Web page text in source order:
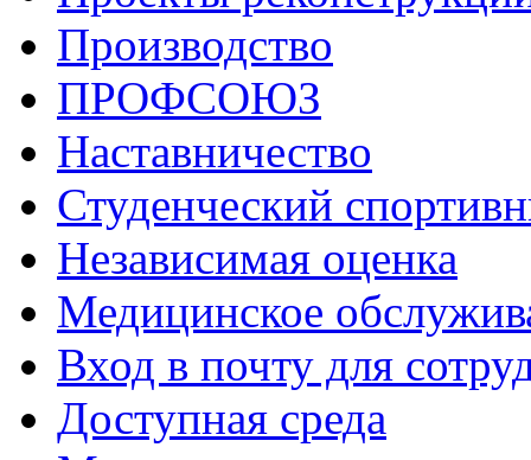
Производство
ПРОФСОЮЗ
Наставничество
Студенческий
Независимая оценка
Медицинское
Вход в почту для
Доступная среда